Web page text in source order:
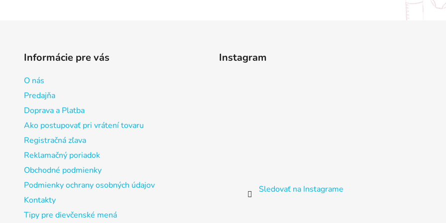
Informácie pre vás
O nás
Predajňa
Doprava a Platba
Ako postupovať pri vrátení tovaru
Registračná zľava
Reklamačný poriadok
Obchodné podmienky
Podmienky ochrany osobných údajov
Kontakty
Tipy pre dievčenské mená
Instagram
Sledovať na Instagrame